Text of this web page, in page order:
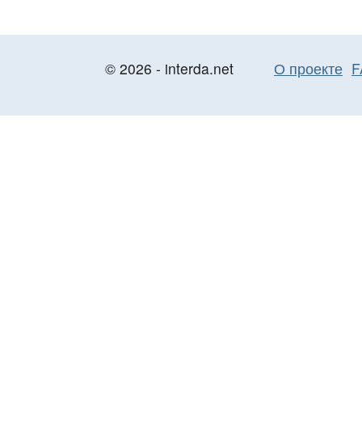
© 2026 - interda.net О проекте